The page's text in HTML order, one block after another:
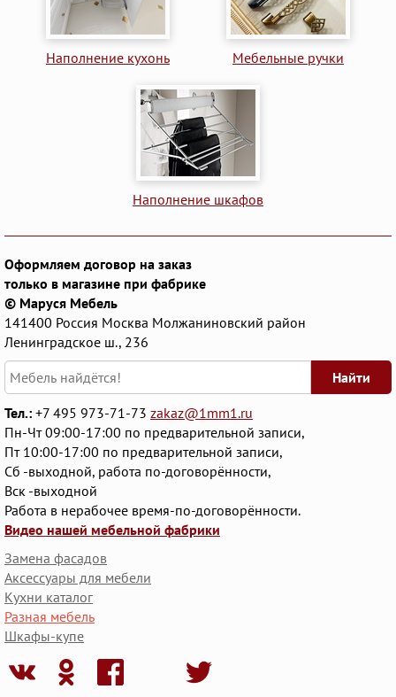
Наполнение кухонь Мебельные ручки
Наполнение шкафов
Оформляем договор на заказ
только в магазине при фабрике
© Маруся Мебель
141400 Россия Москва Молжаниновский район
Ленинградское ш., 236
Найти
Тел.: +7 495 973-71-73 zakaz@1mm1.ru
Пн-Чт 09:00-17:00 по предварительной записи,
Пт 10:00-17:00 по предварительной записи,
Сб -выходной, работа по-договорённости,
Вск -выходной
Работа в нерабочее время-по-договорённости.
Видео нашей мебельной фабрики
Замена фасадов
Аксессуары для мебели
Кухни каталог
Разная мебель
Шкафы-купе